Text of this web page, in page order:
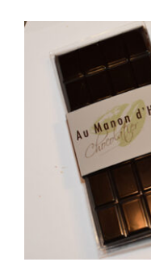
Atelier